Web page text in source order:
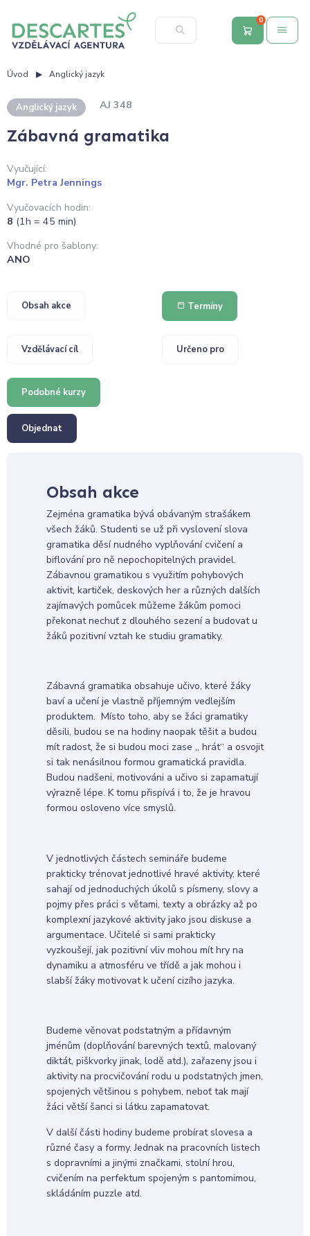
0
Úvod Anglický jazyk
Anglický jazyk AJ 348
Zábavná gramatika
Vyučující:
Mgr. Petra Jennings
Vyučovacích hodin:
8 (1h = 45 min)
Vhodné pro šablony:
ANO
Obsah akce Termíny
Vzdělávací cíl Určeno pro
Podobné kurzy
Objednat
Obsah akce
Zejména gramatika bývá obávaným strašákem
všech žáků. Studenti se už při vyslovení slova
gramatika děsí nudného vyplňování cvičení a
biflování pro ně nepochopitelných pravidel.
Zábavnou gramatikou s využitím pohybových
aktivit, kartiček, deskových her a různých dalších
zajímavých pomůcek můžeme žákům pomoci
překonat nechuť z dlouhého sezení a budovat u
žáků pozitivní vztah ke studiu gramatiky.
Zábavná gramatika obsahuje učivo, které žáky
baví a učení je vlastně příjemným vedlejším
produktem. Místo toho, aby se žáci gramatiky
děsili, budou se na hodiny naopak těšit a budou
mít radost, že si budou moci zase „ hrát“ a osvojit
si tak nenásilnou formou gramatická pravidla.
Budou nadšeni, motivováni a učivo si zapamatují
výrazně lépe. K tomu přispívá i to, že je hravou
formou osloveno více smyslů.
V jednotlivých částech semináře budeme
prakticky trénovat jednotlivé hravé aktivity, které
sahají od jednoduchých úkolů s písmeny, slovy a
pojmy přes práci s větami, texty a obrázky až po
komplexní jazykové aktivity jako jsou diskuse a
argumentace. Učitelé si sami prakticky
vyzkoušejí, jak pozitivní vliv mohou mít hry na
dynamiku a atmosféru ve třídě a jak mohou i
slabší žáky motivovat k učení cizího jazyka.
Budeme věnovat podstatným a přídavným
jménům (doplňování barevných textů, malovaný
diktát, piškvorky jinak, lodě atd.), zařazeny jsou i
aktivity na procvičování rodu u podstatných jmen,
spojených většinou s pohybem, neboť tak mají
žáci větší šanci si látku zapamatovat.
V další části hodiny budeme probírat slovesa a
různé časy a formy. Jednak na pracovních listech
s dopravními a jinými značkami, stolní hrou,
cvičením na perfektum spojeným s pantomimou,
skládáním puzzle atd.